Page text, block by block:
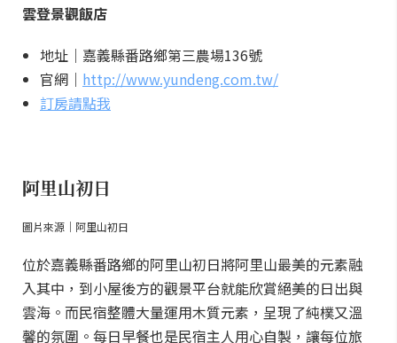
雲登景觀飯店
地址｜嘉義縣番路鄉第三農場136號
官網｜ http://www.yundeng.com.tw/
訂房請點我
阿里山初日
圖片來源｜阿里山初日
位於嘉義縣番路鄉的阿里山初日將阿里山最美的元素融
入其中，到小屋後方的觀景平台就能欣賞絕美的日出與
雲海。而民宿整體大量運用木質元素，呈現了純樸又溫
馨的氛圍。每日早餐也是民宿主人用心自製，讓每位旅